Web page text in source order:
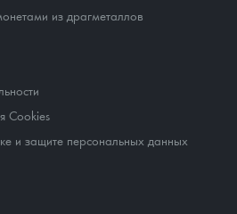
из драгметаллов
Cookies
и защите персональных данных